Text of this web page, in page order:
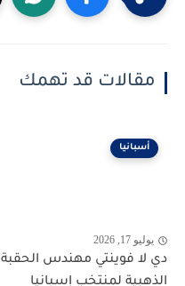
مقالات قد تهمك
أسبانيا
يوليو 17, 2026
دي لا فوينتي مهندس الحقبة
الذهبية لمنتخب إسبانيا